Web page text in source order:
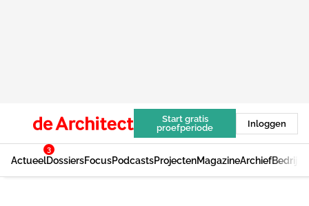
Start gratis
proefperiode
Inloggen
Actueel
3
DossiersFocusPodcastsProjectenMagazineArchief